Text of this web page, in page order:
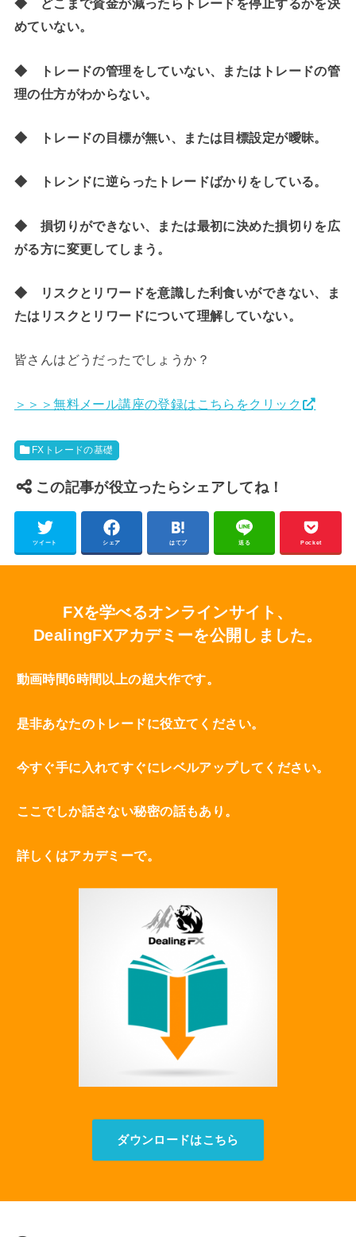
◆ どこまで資金が減ったらトレードを停止するかを決
めていない。
◆ トレードの管理をしていない、またはトレードの管
理の仕方がわからない。
◆ トレードの目標が無い、または目標設定が曖昧。
◆ トレンドに逆らったトレードばかりをしている。
◆ 損切りができない、または最初に決めた損切りを広
がる方に変更してしまう。
◆ リスクとリワードを意識した利食いができない、ま
たはリスクとリワードについて理解していない。
皆さんはどうだったでしょうか？
＞＞＞無料メール講座の登録はこちらをクリック
FXトレードの基礎
この記事が役立ったらシェアしてね！
ツイート シェア はてブ 送る Pocket
FXを学べるオンラインサイト、
DealingFXアカデミーを公開しました。
動画時間6時間以上の超大作です。
是非あなたのトレードに役立てください。
今すぐ手に入れてすぐにレベルアップしてください。
ここでしか話さない秘密の話もあり。
詳しくはアカデミーで。
ダウンロードはこちら